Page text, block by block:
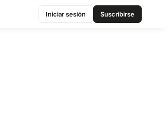
Clasificados
Iniciar sesión Suscribirse